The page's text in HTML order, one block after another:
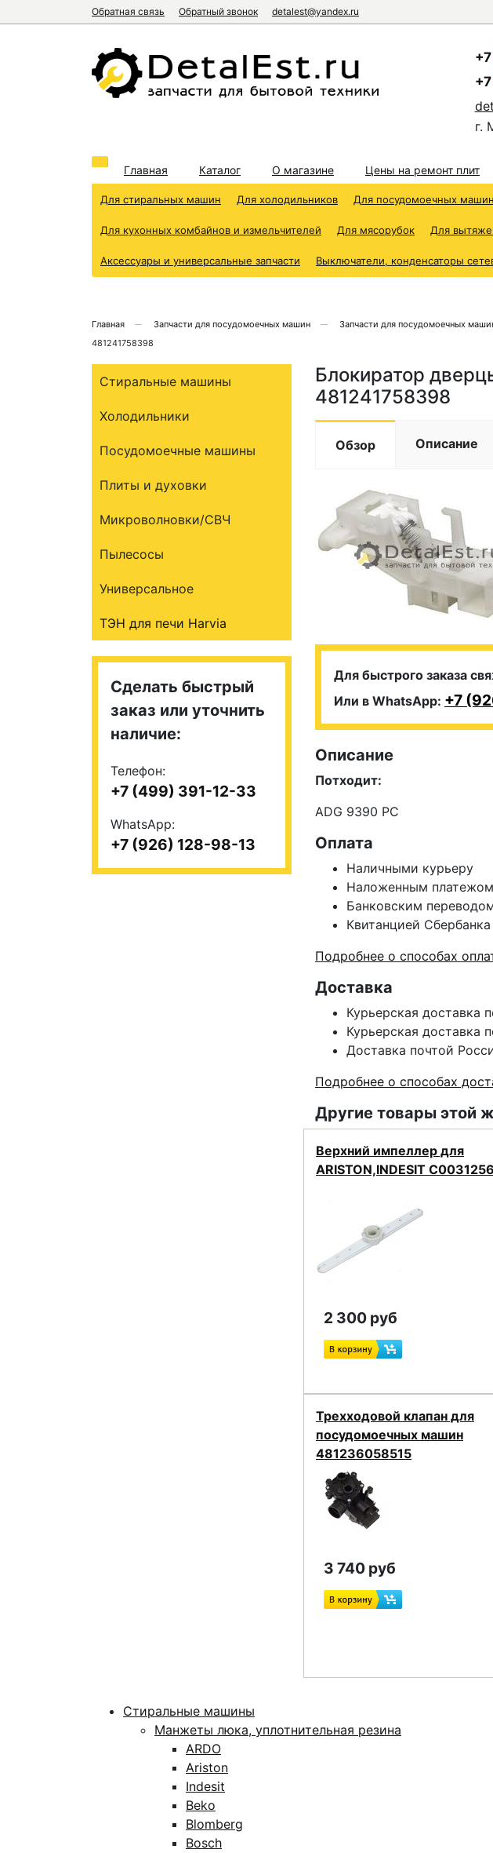
Обратная связь Обратный звонок detalest@yandex.ru
+7
+7
г.
Главная Каталог О магазине Цены на ремонт плит
Для стиральных машин Для холодильников Для посудомоечных машин
Для кухонных комбайнов и измельчителей Для мясорубок Для
Аксессуары и универсальные запчасти Выключатели, конденсаторы
Главная Запчасти для посудомоечных машин Запчасти для посудомоечных
481241758398
Блокиратор
481241758398
Обзор Описание
Для быстрого заказа
Или в WhatsApp: +7
Описание
Потходит:
ADG 9390 PC
Оплата
Наличными курьеру
Наложенным платежом
Банковским
Квитанцией Сбербанка
Подробнее о способах
Доставка
Курьерская доставка
Курьерская доставка
Доставка почтой
Подробнее о способах
Другие товары этой
Верхний импеллер для
ARISTON,INDESIT
2 300 руб
Трехходовой клапан для
посудомоечных машин
481236058515
3 740 руб
Стиральные машины
Холодильники
Посудомоечные машины
Плиты и духовки
Микроволновки/СВЧ
Пылесосы
Универсальное
ТЭН для печи Harvia
Сделать быстрый
заказ или уточнить
наличие:
Телефон:
+7 (499) 391-12-33
WhatsApp:
+7 (926) 128-98-13
Стиральные машины
Манжеты люка, уплотнительная резина
ARDO
Ariston
Indesit
Beko
Blomberg
Bosch